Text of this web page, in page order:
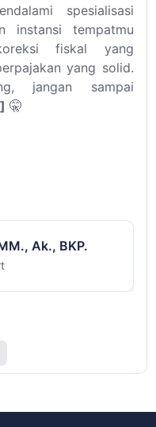
spesialisasi
instansi tempatmu
fiskal yang
yang solid.
jangan sampai
🤫
Ak., BKP.